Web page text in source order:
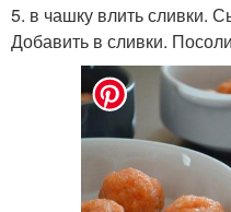
5. в чашку влить сливки.
Добавить в сливки.